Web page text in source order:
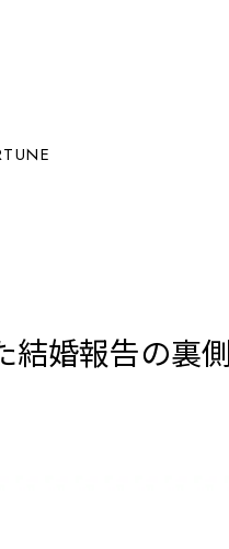
結婚報告の裏